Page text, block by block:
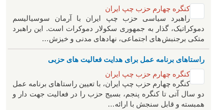
کنگره چهارم حزب چپ ایران
راهبرد سياسی حزب چپ ایران با آرمان سوسیالیسم
دموکراتیک، گذار به جمهوری سکولار دموکرات است. این راهبرد
متکی برجنبش های اجتماعی، نهادهای مدنی و خیزش‌…
راستاهای برنامه عمل برای هدایت فعالیت های حزبی
کنگره چهارم حزب چپ ایران
کنگره چهارم حزب چپ ایران، با تعیین راستاهای برنامه عمل
دو سال آتی تا کنگره پنجم، بسیج حزب را در فعالیت جهت دار و
همبسته و قابل سنجش با ارائه…